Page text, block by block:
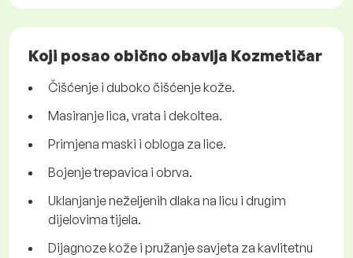
Koji posao obično obavlja Kozmetičar
Čišćenje i duboko čišćenje kože.
Masiranje lica, vrata i dekoltea.
Primjena maski i obloga za lice.
Bojenje trepavica i obrva.
Uklanjanje neželjenih dlaka na licu i drugim
dijelovima tijela.
Dijagnoze kože i pružanje savjeta za kavlitetnu